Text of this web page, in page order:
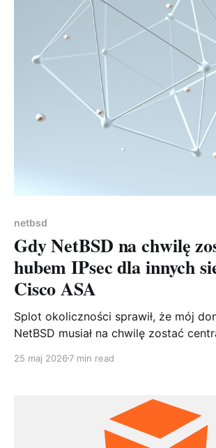
netbsd
Gdy NetBSD na chwilę
hubem IPsec dla innych
Cisco ASA
Splot okoliczności sprawił, że mój
NetBSD musiał na chwilę zostać
Bez sięgania po wysłużonego
stronach i pułapki, które mnie po
25 maj 2026 7 min read